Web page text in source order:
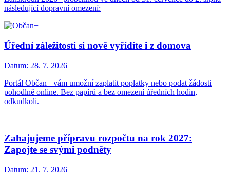
následující dopravní omezení:
Úřední záležitosti si nově vyřídíte i z domova
Datum: 28. 7. 2026
Portál Občan+ vám umožní zaplatit poplatky nebo podat žádosti
pohodlně online. Bez papírů a bez omezení úředních hodin,
odkudkoli.
Zahajujeme přípravu rozpočtu na rok 2027:
Zapojte se svými podněty
Datum: 21. 7. 2026